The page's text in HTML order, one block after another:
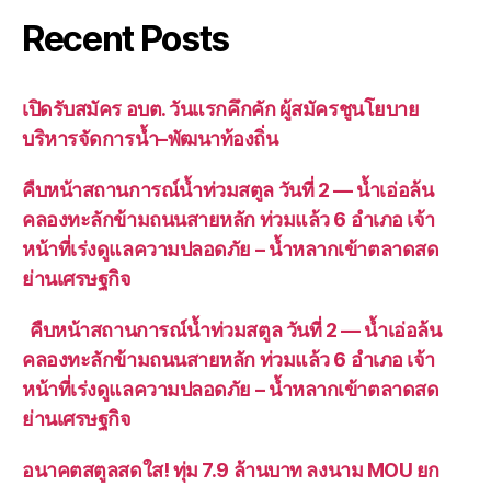
Recent Posts
เปิดรับสมัคร อบต. วันแรกคึกคัก ผู้สมัครชูนโยบาย
บริหารจัดการน้ำ–พัฒนาท้องถิ่น
คืบหน้าสถานการณ์น้ำท่วมสตูล วันที่ 2 — น้ำเอ่อล้น
คลองทะลักข้ามถนนสายหลัก ท่วมแล้ว 6 อำเภอ เจ้า
หน้าที่เร่งดูแลความปลอดภัย – น้ำหลากเข้าตลาดสด
ย่านเศรษฐกิจ
คืบหน้าสถานการณ์น้ำท่วมสตูล วันที่ 2 — น้ำเอ่อล้น
คลองทะลักข้ามถนนสายหลัก ท่วมแล้ว 6 อำเภอ เจ้า
หน้าที่เร่งดูแลความปลอดภัย – น้ำหลากเข้าตลาดสด
ย่านเศรษฐกิจ
อนาคตสตูลสดใส! ทุ่ม 7.9 ล้านบาท ลงนาม MOU ยก